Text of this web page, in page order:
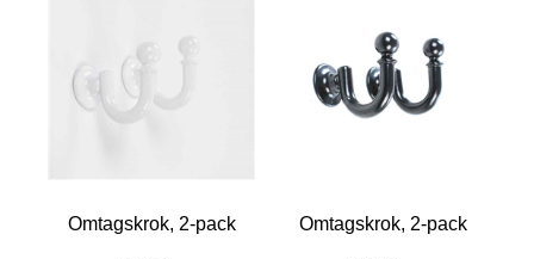
Omtagskrok, 2-pack Omtagskrok, 2-pack